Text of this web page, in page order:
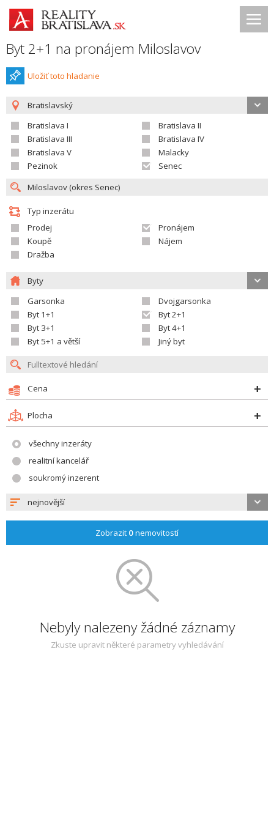
Byt 2+1 na pronájem Miloslavov
Uložiť toto hladanie
Bratislavský
Bratislava I
Bratislava II
Bratislava III
Bratislava IV
Bratislava V
Malacky
Pezinok
Senec
Typ inzerátu
Prodej
Pronájem
Koupě
Nájem
Dražba
Byty
Garsonka
Dvojgarsonka
Byt 1+1
Byt 2+1
Byt 3+1
Byt 4+1
Byt 5+1 a větší
Jiný byt
Cena
Plocha
všechny inzeráty
realitní kancelář
soukromý inzerent
nejnovější
Zobrazit 0nemovitostí
Nebyly nalezeny žádné záznamy
Zkuste upravit některé parametry vyhledávání